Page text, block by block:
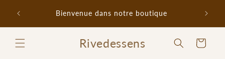
passer
contenu
Bienvenue dans notre boutique
Rivedessens Panier